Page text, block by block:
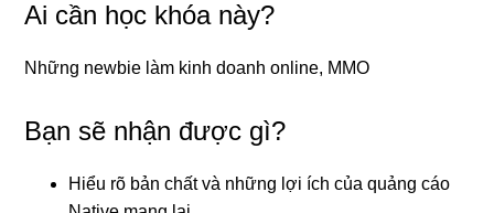
Ai cần học khóa này?
Những newbie làm kinh doanh online, MMO
Bạn sẽ nhận được gì?
Hiểu rõ bản chất và những lợi ích của quảng cáo